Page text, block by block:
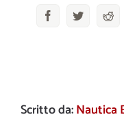
FacebookTwitter
Scritto da:Nautica